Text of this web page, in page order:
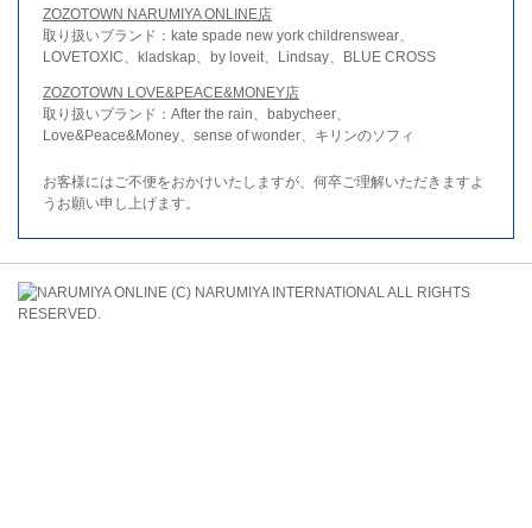
ZOZOTOWN NARUMIYA ONLINE店
取り扱いブランド：kate spade new york childrenswear、
LOVETOXIC、kladskap、by loveit、Lindsay、BLUE CROSS
ZOZOTOWN LOVE&PEACE&MONEY店
取り扱いブランド：After the rain、babycheer、
Love&Peace&Money、sense of wonder、キリンのソフィ
お客様にはご不便をおかけいたしますが、何卒ご理解いただきますよ
うお願い申し上げます。